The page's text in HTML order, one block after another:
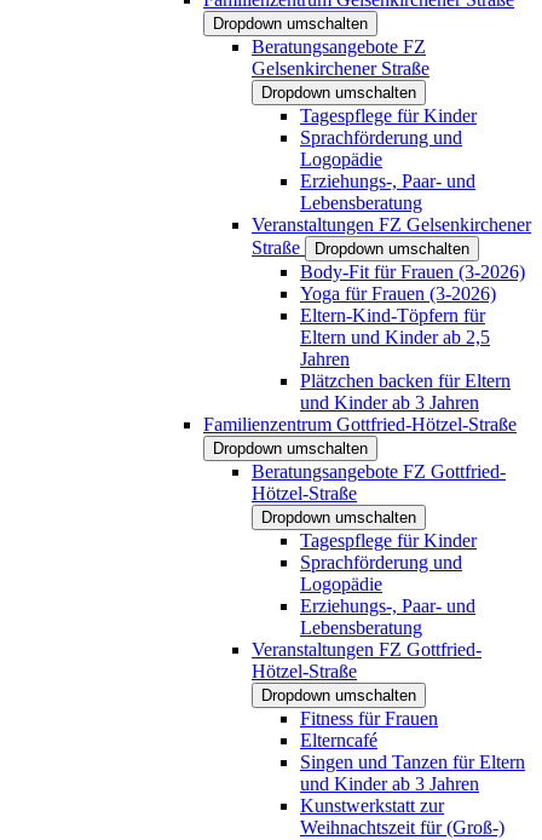
Dropdown umschalten
Beratungsangebote FZ
Gelsenkirchener Straße
Dropdown umschalten
Tagespflege für Kinder
Sprachförderung und
Logopädie
Erziehungs-, Paar- und
Lebensberatung
Veranstaltungen FZ Gelsenkirchener
Straße
Dropdown umschalten
Body-Fit für Frauen (3-2026)
Yoga für Frauen (3-2026)
Eltern-Kind-Töpfern für
Eltern und Kinder ab 2,5
Jahren
Plätzchen backen für Eltern
und Kinder ab 3 Jahren
Familienzentrum Gottfried-Hötzel-Straße
Dropdown umschalten
Beratungsangebote FZ Gottfried-
Hötzel-Straße
Dropdown umschalten
Tagespflege für Kinder
Sprachförderung und
Logopädie
Erziehungs-, Paar- und
Lebensberatung
Veranstaltungen FZ Gottfried-
Hötzel-Straße
Dropdown umschalten
Fitness für Frauen
Elterncafé
Singen und Tanzen für Eltern
und Kinder ab 3 Jahren
Kunstwerkstatt zur
Weihnachtszeit für (Groß-)